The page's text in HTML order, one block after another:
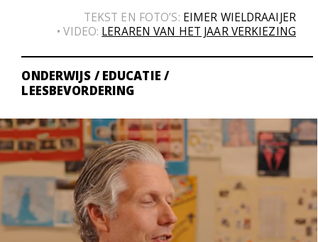
TEKST EN FOTO’S: EIMER WIELDRAAIJER
• VIDEO: LERAREN VAN HET JAAR VERKIEZING
ONDERWIJS / EDUCATIE /
LEESBEVORDERING